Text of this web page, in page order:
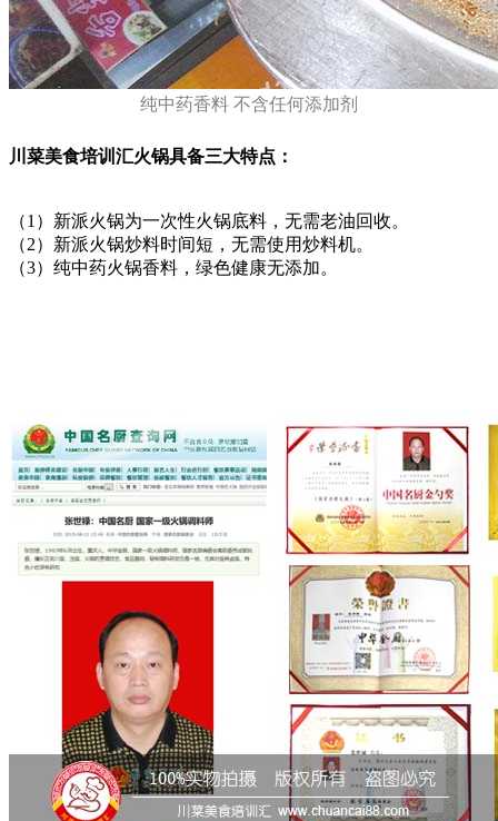
纯中药香料 不含任何添加剂
川菜美食培训汇火锅具备三大特点：
（1）新派火锅为一次性火锅底料，无需老油回收。
（2）新派火锅炒料时间短，无需使用炒料机。
（3）纯中药火锅香料，绿色健康无添加。